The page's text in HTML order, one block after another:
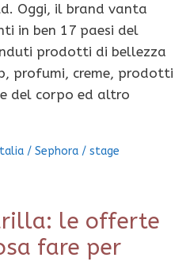
Oggi, il brand vanta
in ben 17 paesi del
prodotti di bellezza
profumi, creme, prodotti
del corpo ed altro
Italia / Sephora / stage
le offerte
fare per